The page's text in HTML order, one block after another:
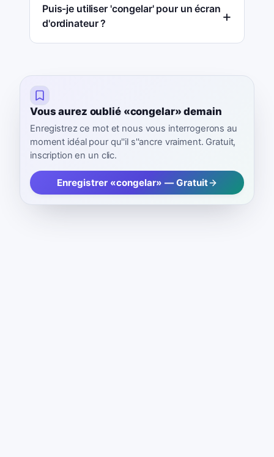
Puis-je utiliser 'congelar' pour un écran
d'ordinateur ?
Vous aurez oublié «congelar» demain
Enregistrez ce mot et nous vous interrogerons au
moment idéal pour qu''il s''ancre vraiment. Gratuit,
inscription en un clic.
Enregistrer «congelar» — Gratuit